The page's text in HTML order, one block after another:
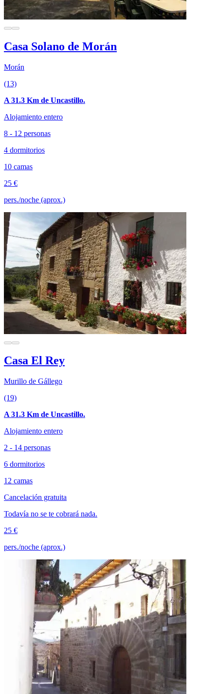
Casa Solano de Morán
Morán
(13)
A 31.3 Km de Uncastillo.
Alojamiento entero
8 - 12 personas
4 dormitorios
10 camas
25 €
pers./noche (aprox.)
Casa El Rey
Murillo de Gállego
(19)
A 31.3 Km de Uncastillo.
Alojamiento entero
2 - 14 personas
6 dormitorios
12 camas
Cancelación gratuita
Todavía no se te cobrará nada.
25 €
pers./noche (aprox.)